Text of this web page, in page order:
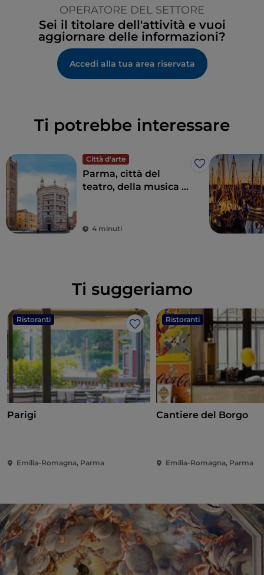
OPERATORE DEL SETTORE
Sei il titolare dell'attività e vuoi
aggiornare delle informazioni?
Accedi alla tua area riservata
Ti potrebbe interessare
Città d'arte
Like
Parma, città del
teatro, della musica e
4 minuti
Ti suggeriamo
Ristoranti
Like
Parigi
Emilia-Romagna, Parma
Ristoranti
Cantiere del Borgo
Emilia-Romagna, Parma